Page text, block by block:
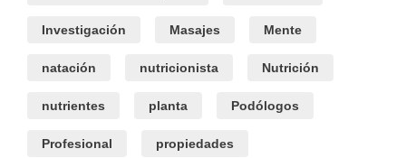
Investigación Masajes Mente
natación nutricionista Nutrición
nutrientes planta Podólogos
Profesional propiedades